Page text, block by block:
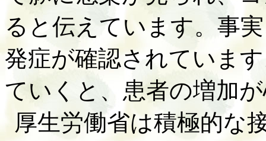
ると伝えています。事
発症が確認されていま
ていくと、患者の増加
厚生労働省は積極的な